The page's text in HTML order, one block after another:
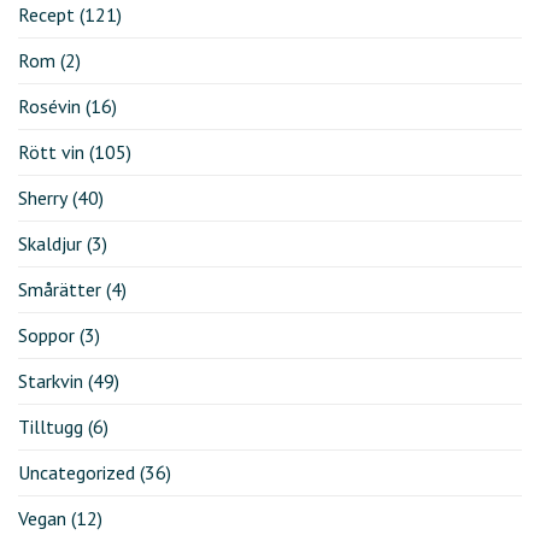
Recept (121)
Rom (2)
Rosévin (16)
Rött vin (105)
Sherry(40)
Skaldjur (3)
Smårätter (4)
Soppor (3)
Starkvin (49)
Tilltugg (6)
Uncategorized (36)
Vegan (12)